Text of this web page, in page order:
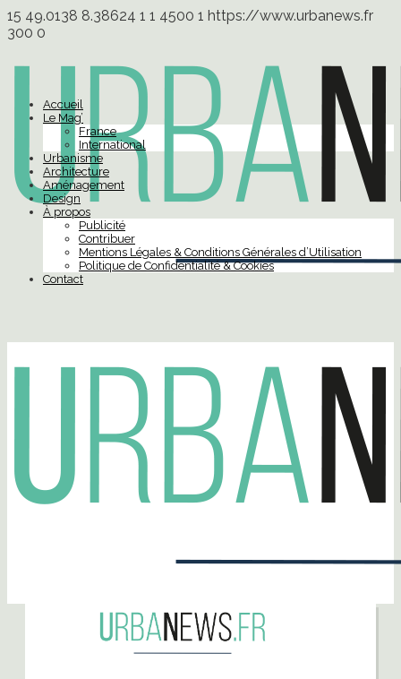
15 49.0138 8.38624 1 1 4500 1 https://www.urbanews.fr
300 0
Accueil
Le Mag’
France
International
Urbanisme
Architecture
Aménagement
Design
À propos
Publicité
Contribuer
Mentions Légales & Conditions Générales d’Utilisation
Politique de Confidentialité & Cookies
Contact